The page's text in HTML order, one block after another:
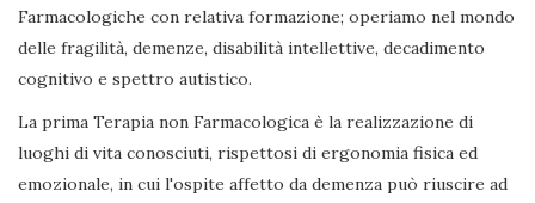
Farmacologiche con relativa formazione; operiamo nel mondo
delle fragilità, demenze, disabilità intellettive, decadimento
cognitivo e spettro autistico.
La prima Terapia non Farmacologica è la realizzazione di
luoghi di vita conosciuti, rispettosi di ergonomia fisica ed
emozionale, in cui l'ospite affetto da demenza può riuscire ad